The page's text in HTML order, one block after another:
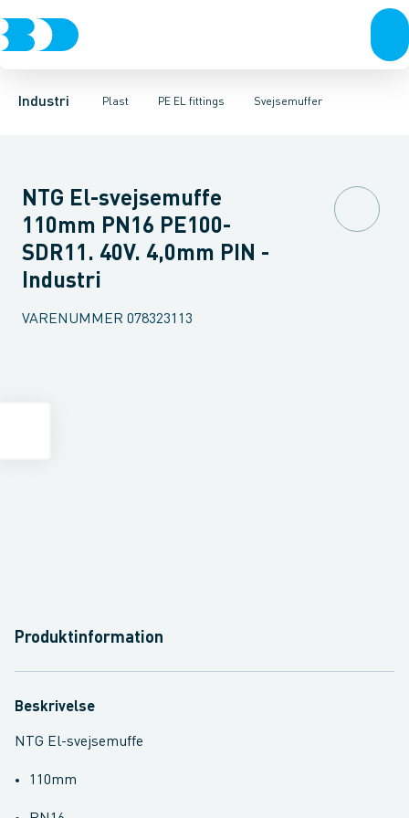
Industri Plast
VentilerRustfrit stål Sort stålGalvaniseret stålPlast
PE EL fittings
PVCABS PE rørPE fittingsPE EL fittingsSvejsemuffer
VinklerT-stykkerSvejsemufferReduktionerAnboringssadler-
NTG El-svejsemuffe
110mm PN16 PE100-
SDR11. 40V. 4,0mm PIN -
Industri
VARENUMMER 078323113
Produktinformation
Beskrivelse
NTG El-svejsemuffe
110mm